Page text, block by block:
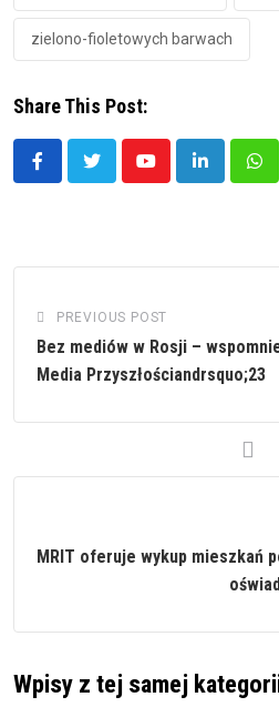
zielono-fioletowych barwach
Share This Post:
YoutubeLinkedIn
PREVIOUS POST
Bez mediów w Rosji –
Media Przyszłościandrsquo;23
MRIT oferuje wykup mieszkań
Wpisy z tej samej